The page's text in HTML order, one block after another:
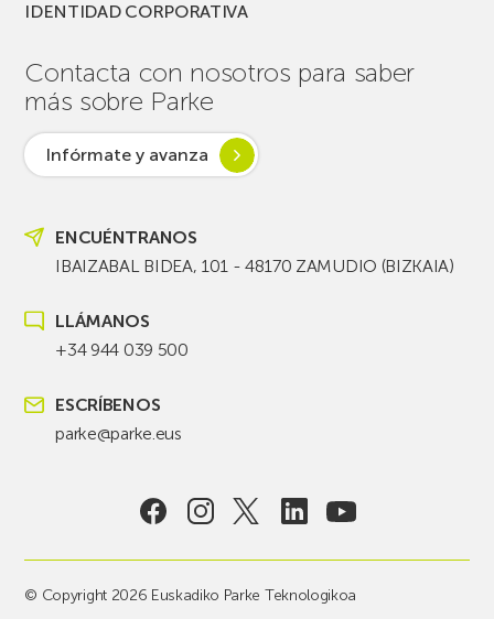
IDENTIDAD CORPORATIVA
Contacta con nosotros para saber
más sobre Parke
Infórmate y avanza
ENCUÉNTRANOS
IBAIZABAL BIDEA, 101 - 48170 ZAMUDIO (BIZKAIA)
LLÁMANOS
+34 944 039 500
ESCRÍBENOS
parke@parke.eus
© Copyright 2026 Euskadiko Parke Teknologikoa